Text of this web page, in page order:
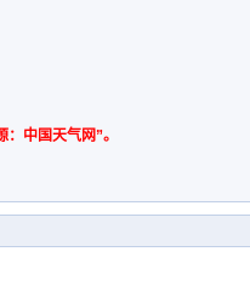
中国天气网”。